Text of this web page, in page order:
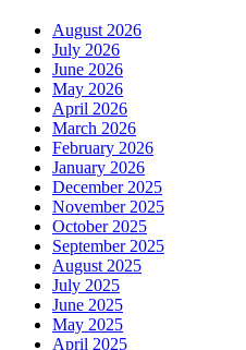
August 2026
July 2026
June 2026
May 2026
April 2026
March 2026
February 2026
January 2026
December 2025
November 2025
October 2025
September 2025
August 2025
July 2025
June 2025
May 2025
April 2025